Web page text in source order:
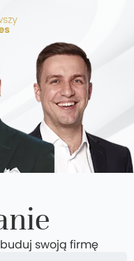
swoją firmę